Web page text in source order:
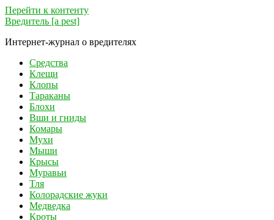
Перейти к контенту
Вредитель [a pest]
Интернет-журнал о вредителях
Средства
Клещи
Клопы
Тараканы
Блохи
Вши и гниды
Комары
Мухи
Мыши
Крысы
Муравьи
Тля
Колорадские жуки
Медведка
Кроты